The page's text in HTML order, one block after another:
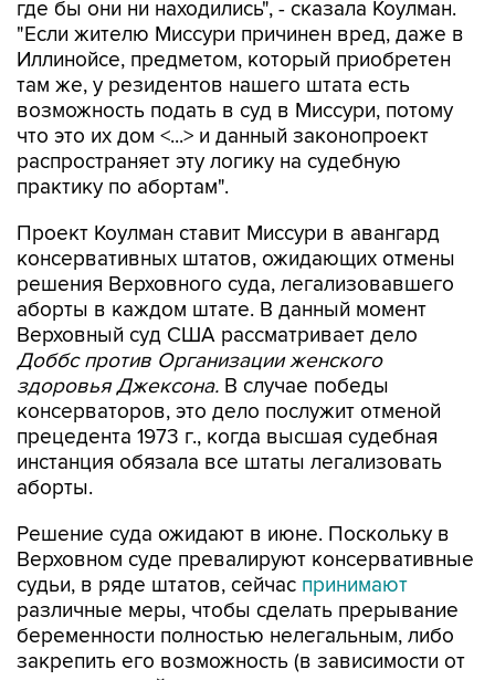
Иллинойсе, предметом, который приобретен
там же, у резидентов нашего штата есть
возможность подать в суд в Миссури, потому
что это их дом <...> и данный законопроект
распространяет эту логику на судебную
практику по абортам".
Проект Коулман ставит Миссури в авангард
решения Верховного суда, легализовавшего
аборты в каждом штате. В данный момент
Верховный суд США рассматривает дело
Доббс против Организации женского
здоровья Джексона.В случае победы
консерваторов, это дело послужит отменой
прецедента 1973 г., когда высшая судебная
инстанция обязала все штаты легализовать
аборты.
Решение суда ожидают в июне. Поскольку в
судьи, в ряде штатов, сейчаспринимают
различные меры, чтобы сделать прерывание
беременности полностью нелегальным, либо
закрепить его возможность (в зависимости от
доминирующей в штате позиции по данному
вопросу).